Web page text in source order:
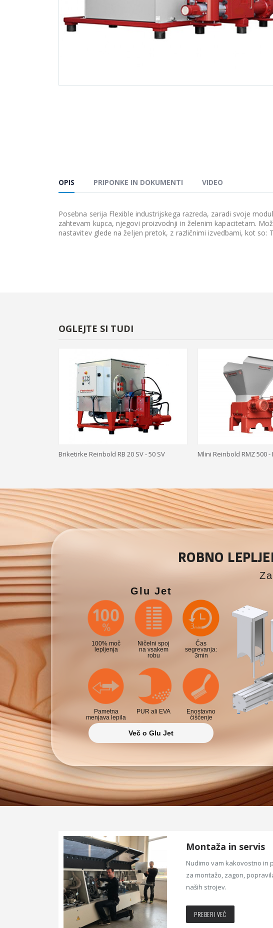
OPIS PRIPONKE IN DOKUMENTI VIDEO
Posebna serija Flexible industrijskega razreda, zaradi svoje
zahtevam kupca, njegovi proizvodnji in želenim kapacitetam.
nastavitev glede na željen pretok, z različnimi izvedbami, kot so:
OGLEJTE SI TUDI
Briketirke Reinbold RB 20 SV - 50 SV Mlini Reinbold RMZ 500 -
ROBNO
Glu Jet
100% moč
lepljenja
Ničelni spoj
na vsakem
robu
Čas
segrevanja:
3min
Pametna
menjava lepila
PUR ali EVA
Enostavno
čiščenje
Več o Glu Jet
Montaža in servis
Nudimo vam kakovostno in
za montažo, zagon,
naših strojev.
PREBERI VEČ